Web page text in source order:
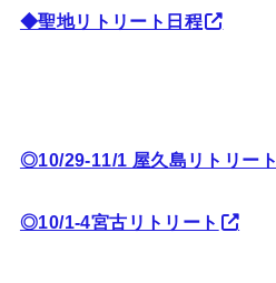
◆聖地リトリート日程
◎10/29-11/1 屋久島リトリート
◎10/1-4宮古リトリート